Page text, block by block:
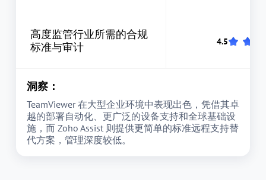
高度监管行业所需的合规
标准与审计
洞察：
TeamViewer 在大型企业环境中表现出色，凭借其卓
越的部署自动化、更广泛的设备支持和全球基础设
施，而 Zoho Assist 则提供更简单的标准远程支持替
代方案，管理深度较低。